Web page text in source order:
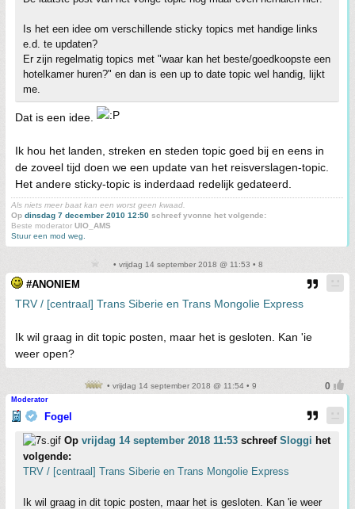
Is het een idee om verschillende sticky topics met handige links
e.d. te updaten?
Er zijn regelmatig topics met "waar kan het beste/goedkoopste een
hotelkamer huren?" en dan is een up to date topic wel handig, lijkt
me.
Dat is een idee.
Ik hou het landen, streken en steden topic goed bij en eens in
de zoveel tijd doen we een update van het reisverslagen-topic.
Het andere sticky-topic is inderdaad redelijk gedateerd.
Als niets meer baat kan een worst geen kwaad.
Op dinsdag 7 december 2010 12:50 schreef yvonne het volgende:
Beste moderator UIO_AMS
Stuur een mod weg.
• vrijdag 14 september 2018 @ 11:53 • 8
#ANONIEM
TRV / [centraal] Trans Siberie en Trans Mongolie Express
Ik wil graag in dit topic posten, maar het is gesloten. Kan 'ie
weer open?
• vrijdag 14 september 2018 @ 11:54 • 9
Moderator
Fogel
Op vrijdag 14 september 2018 11:53 schreef Sloggi het
volgende:
TRV / [centraal] Trans Siberie en Trans Mongolie Express
Ik wil graag in dit topic posten, maar het is gesloten. Kan 'ie weer